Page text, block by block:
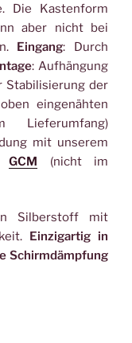
Die Kastenform
aber nicht bei
Eingang: Durch
: Aufhängung
Stabilisierung der
eingenähten
mit unserem
GCM (nicht im
Silberstoff mit
Einzigartig in
Schirmdämpfung